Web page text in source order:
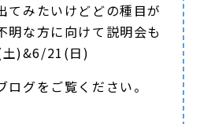
てみたいけどどの種目が
明な方に向けて説明会も
土)&6/21(日)
ログをご覧ください。